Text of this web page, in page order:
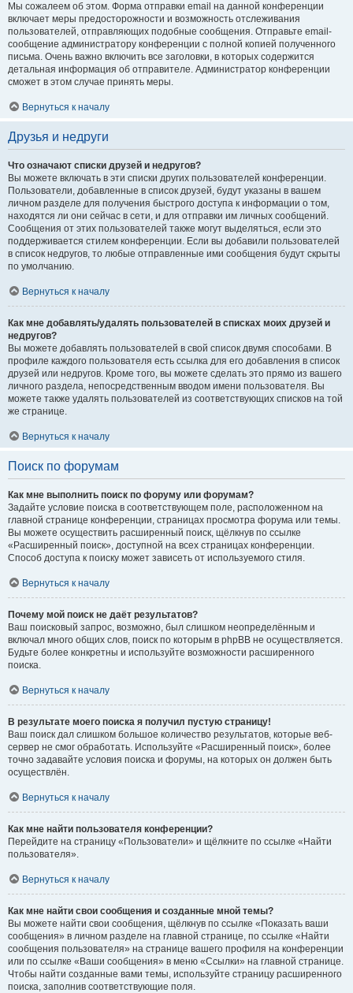
Мы сожалеем об этом. Форма отправки email на данной конференции
включает меры предосторожности и возможность отслеживания
пользователей, отправляющих подобные сообщения. Отправьте email-
сообщение администратору конференции с полной копией полученного
письма. Очень важно включить все заголовки, в которых содержится
детальная информация об отправителе. Администратор конференции
сможет в этом случае принять меры.
Вернуться к началу
Друзья и недруги
Что означают списки друзей и недругов?
Вы можете включать в эти списки других пользователей конференции.
Пользователи, добавленные в список друзей, будут указаны в вашем
личном разделе для получения быстрого доступа к информации о том,
находятся ли они сейчас в сети, и для отправки им личных сообщений.
Сообщения от этих пользователей также могут выделяться, если это
поддерживается стилем конференции. Если вы добавили пользователей
в список недругов, то любые отправленные ими сообщения будут скрыты
по умолчанию.
Вернуться к началу
Как мне добавлять/удалять пользователей в списках моих друзей и
недругов?
Вы можете добавлять пользователей в свой список двумя способами. В
профиле каждого пользователя есть ссылка для его добавления в список
друзей или недругов. Кроме того, вы можете сделать это прямо из вашего
личного раздела, непосредственным вводом имени пользователя. Вы
можете также удалять пользователей из соответствующих списков на той
же странице.
Вернуться к началу
Поиск по форумам
Как мне выполнить поиск по форуму или форумам?
Задайте условие поиска в соответствующем поле, расположенном на
главной странице конференции, страницах просмотра форума или темы.
Вы можете осуществить расширенный поиск, щёлкнув по ссылке
«Расширенный поиск», доступной на всех страницах конференции.
Способ доступа к поиску может зависеть от используемого стиля.
Вернуться к началу
Почему мой поиск не даёт результатов?
Ваш поисковый запрос, возможно, был слишком неопределённым и
включал много общих слов, поиск по которым в phpBB не осуществляется.
Будьте более конкретны и используйте возможности расширенного
поиска.
Вернуться к началу
В результате моего поиска я получил пустую страницу!
Ваш поиск дал слишком большое количество результатов, которые веб-
сервер не смог обработать. Используйте «Расширенный поиск», более
точно задавайте условия поиска и форумы, на которых он должен быть
осуществлён.
Вернуться к началу
Как мне найти пользователя конференции?
Перейдите на страницу «Пользователи» и щёлкните по ссылке «Найти
пользователя».
Вернуться к началу
Как мне найти свои сообщения и созданные мной темы?
Вы можете найти свои сообщения, щёлкнув по ссылке «Показать ваши
сообщения» в личном разделе на главной странице, по ссылке «Найти
сообщения пользователя» на странице вашего профиля на конференции
или по ссылке «Ваши сообщения» в меню «Ссылки» на главной странице.
Чтобы найти созданные вами темы, используйте страницу расширенного
поиска, заполнив соответствующие поля.